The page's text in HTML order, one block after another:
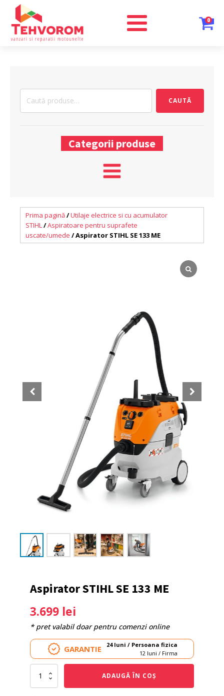
0
Caută
CAUTĂ
Categorii produse
Prima pagină/Utilaje electrice si cu acumulator
STIHL/Aspiratoare pentru suprafete
uscate/umede / Aspirator STIHL SE 133 ME
Aspirator STIHL SE 133 ME
3.699 lei
* pret valabil doar pentru comenzi online
GARANTIE
24 luni / Persoana fizica
12 luni / Firma
Cantitate
Aspirator
ADAUGĂ ÎN COȘ